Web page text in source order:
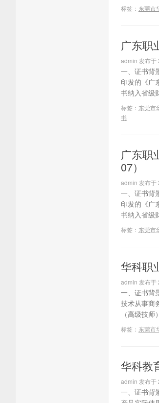
标签： 东莞市
广东职
admin 发布于
一、证书背
印发的《广
书纳入省级
标签： 东莞市
书
广东职
07）
admin 发布于
一、证书背
印发的《广
书纳入省级
标签： 东莞市
华科职
admin 发布于
一、证书背
技术从事商
（高级技
标签： 东莞市
华科教
admin 发布于
一、证书背